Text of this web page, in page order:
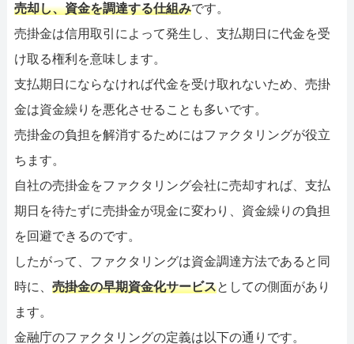
売却し、資金を調達する仕組みです。
売掛金は信用取引によって発生し、支払期日に代金を受
け取る権利を意味します。
支払期日にならなければ代金を受け取れないため、売掛
金は資金繰りを悪化させることも多いです。
売掛金の負担を解消するためにはファクタリングが役立
ちます。
自社の売掛金をファクタリング会社に売却すれば、支払
期日を待たずに売掛金が現金に変わり、資金繰りの負担
を回避できるのです。
したがって、ファクタリングは資金調達方法であると同
時に、 売掛金の早期資金化サービスとしての側面があり
ます。
金融庁のファクタリングの定義は以下の通りです。